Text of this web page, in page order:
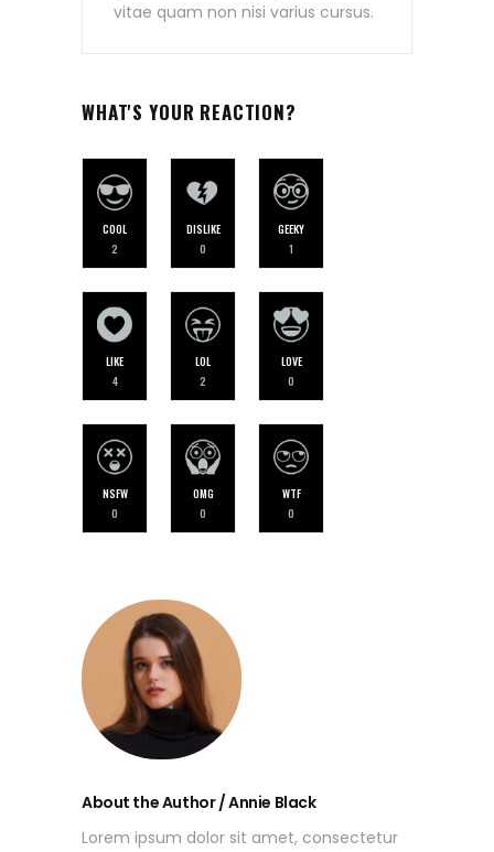
vitae quam non nisi varius cursus.
WHAT'S YOUR REACTION?
COOL
2
DISLIKE
0
GEEKY
1
LIKE
4
LOL
2
LOVE
0
NSFW
0
OMG
0
WTF
0
About the Author / Annie Black
Lorem ipsum dolor sit amet, consectetur